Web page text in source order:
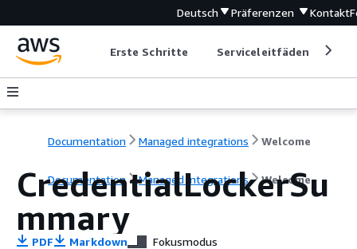
Deutsch Präferenzen Kontakt
Erste Schritte Serviceleitfäden
Documentation Managed integrations Welcome
Documentation Managed integrations Welcome
CredentialLockerSu
mmary
PDF Markdown Fokusmodus